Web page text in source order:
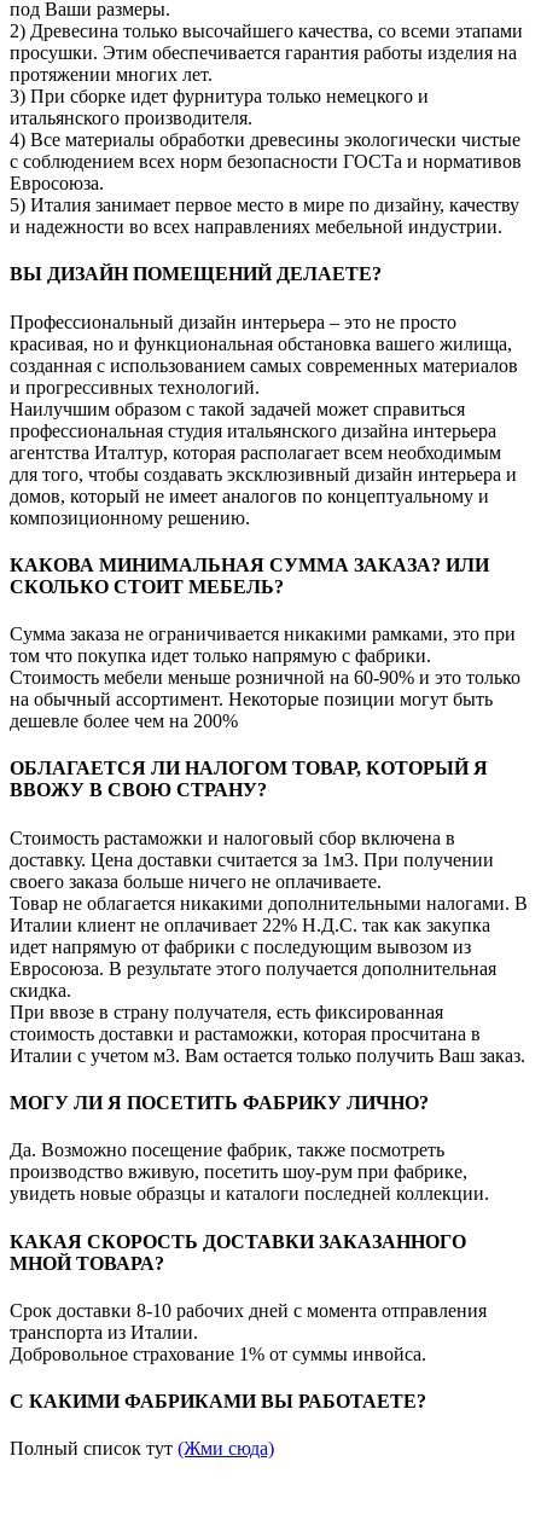
под Ваши размеры.
2) Древесина только высочайшего качества, со всеми этапами
просушки. Этим обеспечивается гарантия работы изделия на
протяжении многих лет.
3) При сборке идет фурнитура только немецкого и
итальянского производителя.
4) Все материалы обработки древесины экологически чистые
с соблюдением всех норм безопасности ГОСТа и нормативов
Евросоюза.
5) Италия занимает первое место в мире по дизайну, качеству
и надежности во всех направлениях мебельной индустрии.
ВЫ ДИЗАЙН ПОМЕЩЕНИЙ ДЕЛАЕТЕ?
Профессиональный дизайн интерьера – это не просто
красивая, но и функциональная обстановка вашего жилища,
созданная с использованием самых современных материалов
и прогрессивных технологий.
Наилучшим образом с такой задачей может справиться
профессиональная студия итальянского дизайна интерьера
агентства Италтур, которая располагает всем необходимым
для того, чтобы создавать эксклюзивный дизайн интерьера и
домов, который не имеет аналогов по концептуальному и
композиционному решению.
КАКОВА МИНИМАЛЬНАЯ СУММА ЗАКАЗА? ИЛИ
СКОЛЬКО СТОИТ МЕБЕЛЬ?
Сумма заказа не ограничивается никакими рамками, это при
том что покупка идет только напрямую с фабрики.
Стоимость мебели меньше розничной на 60-90% и это только
на обычный ассортимент. Некоторые позиции могут быть
дешевле более чем на 200%
ОБЛАГАЕТСЯ ЛИ НАЛОГОМ ТОВАР, КОТОРЫЙ Я
ВВОЖУ В СВОЮ СТРАНУ?
Стоимость растаможки и налоговый сбор включена в
доставку. Цена доставки считается за 1м3. При получении
своего заказа больше ничего не оплачиваете.
Товар не облагается никакими дополнительными налогами. В
Италии клиент не оплачивает 22% Н.Д.С. так как закупка
идет напрямую от фабрики с последующим вывозом из
Евросоюза. В результате этого получается дополнительная
скидка.
При ввозе в страну получателя, есть фиксированная
стоимость доставки и растаможки, которая просчитана в
Италии с учетом м3. Вам остается только получить Ваш заказ.
МОГУ ЛИ Я ПОСЕТИТЬ ФАБРИКУ ЛИЧНО?
Да. Возможно посещение фабрик, также посмотреть
производство вживую, посетить шоу-рум при фабрике,
увидеть новые образцы и каталоги последней коллекции.
КАКАЯ СКОРОСТЬ ДОСТАВКИ ЗАКАЗАННОГО
МНОЙ ТОВАРА?
Срок доставки 8-10 рабочих дней с момента отправления
транспорта из Италии.
Добровольное страхование 1% от суммы инвойса.
С КАКИМИ ФАБРИКАМИ ВЫ РАБОТАЕТЕ?
Полный список тут (Жми сюда)